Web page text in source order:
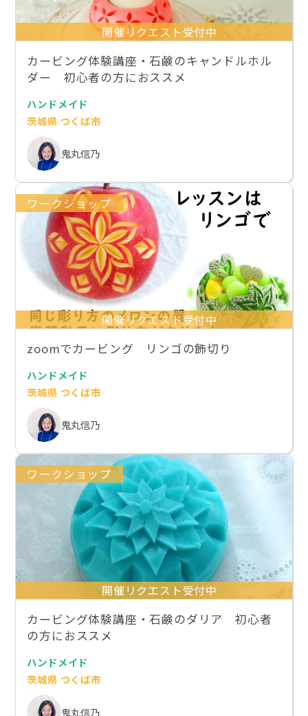
開催リクエスト受付中
カービング体験講座・石鹸のキャンドルホル
ダー 初心者の方におススメ
ハンドメイド
茨城県 つくば市
鬼丸信乃
ワークショップ
開催リクエスト受付中
zoomでカービング リンゴの飾切り
ハンドメイド
茨城県 つくば市
鬼丸信乃
ワークショップ
開催リクエスト受付中
カービング体験講座・石鹸のダリア 初心者
の方におススメ
ハンドメイド
茨城県 つくば市
鬼丸信乃